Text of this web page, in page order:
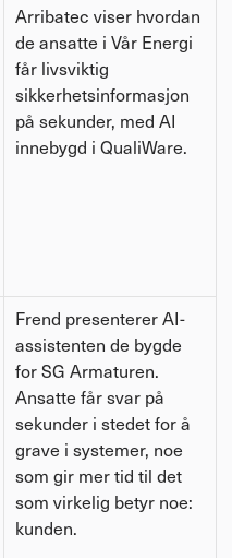
Arribatec viser hvordan
de ansatte i Vår Energi
får livsviktig
sikkerhetsinformasjon
på sekunder, med AI
innebygd i QualiWare.
Frend presenterer AI-
assistenten de bygde
for SG Armaturen.
Ansatte får svar på
sekunder i stedet for å
grave i systemer, noe
som gir mer tid til det
som virkelig betyr noe:
kunden.